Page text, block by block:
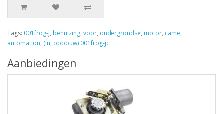
Tags: 001frog-j, behuizing, voor, ondergrondse, motor, came,
automation, (in, opbouw) 001frog-jc
Aanbiedingen